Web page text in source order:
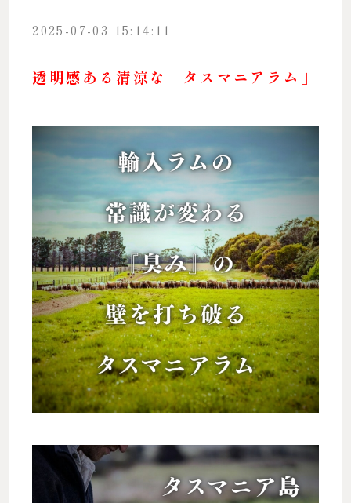
2025-07-03 15:14:11
透明感ある清涼な「タスマニアラム」